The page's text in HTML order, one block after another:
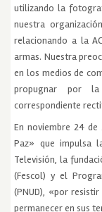
utilizando la
nuestra
relacionando a la
armas. Nuestra
en los medios de
propugnar por
correspondiente
En noviembre 24
Paz» que impulsa
Televisión, la
(Fescol) y el
(PNUD), «por
permanecer en sus